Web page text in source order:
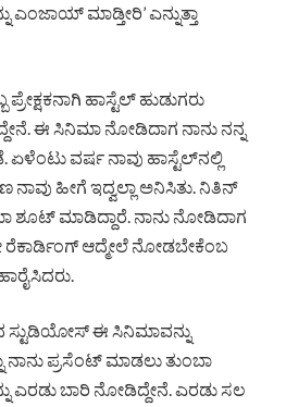
ಮಾಡ್ತೀರಿ’ ಎನ್ನುತ್ತಾ
ಹಾಸ್ಟೆಲ್‌ ಹುಡುಗರು
ಈ ಸಿನಿಮಾ ನೋಡಿದಾಗ ನಾನು ನನ್ನ
ವರ್ಷ ನಾವು ಹಾಸ್ಟೆಲ್‌ನಲ್ಲಿ
ನಾವು ಹೀಗೆ ಇದ್ವಲ್ಲಾ ಅನಿಸಿತು. ನಿತಿನ್‌
ಶೂಟ್‌ ಮಾಡಿದ್ದಾರೆ. ನಾನು ನೋಡಿದಾಗ
ರೆಕಾರ್ಡಿಂಗ್‌ ಆದ್ಮೇಲೆ ನೋಡಬೇಕೆಂಬ
ಸ್ಟುಡಿಯೋಸ್‌ ಈ ಸಿನಿಮಾವನ್ನು
ನಾನು ಪ್ರಸೆಂಟ್‌ ಮಾಡಲು ತುಂಬಾ
ಎರಡು ಬಾರಿ ನೋಡಿದ್ದೇನೆ. ಎರಡು ಸಲ